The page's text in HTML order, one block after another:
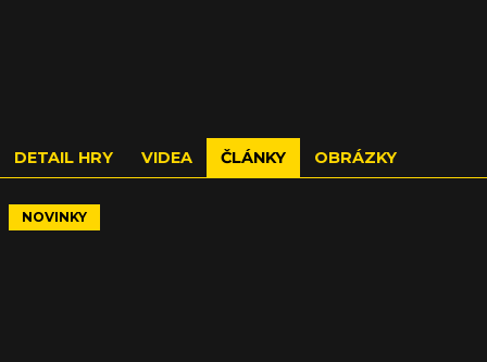
DETAIL HRY VIDEA ČLÁNKY OBRÁZKY
NOVINKY